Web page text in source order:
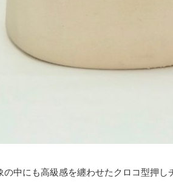
の中にも高級感を纏わせたクロコ型押